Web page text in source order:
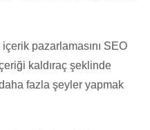
içerik pazarlamasını SEO
kaldıraç şeklinde
fazla şeyler yapmak